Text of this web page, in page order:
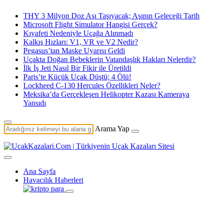
THY 3 Milyon Doz Aşı Taşıyacak; Aşının Geleceği Tarih
Microsoft Flight Simulator Hangisi Gerçek?
Kıyafeti Nedeniyle Uçağa Alınmadı
Kalkış Hızları: V1, VR ve V2 Nedir?
Pegasus’tan Maske Uyarısı Geldi
Uçakta Doğan Bebeklerin Vatandaşlık Hakları Nelerdir?
İlk İş Jeti Nasıl Bir Fikir ile Üretildi
Paris’te Küçük Uçak Düştü; 4 Ölü!
Lockheed C-130 Hercules Özellikleri Neler?
Meksika’da Gerçekleşen Helikopter Kazası Kameraya
Yansıdı
Arama Yap
Ana Sayfa
Havacılık Haberleri